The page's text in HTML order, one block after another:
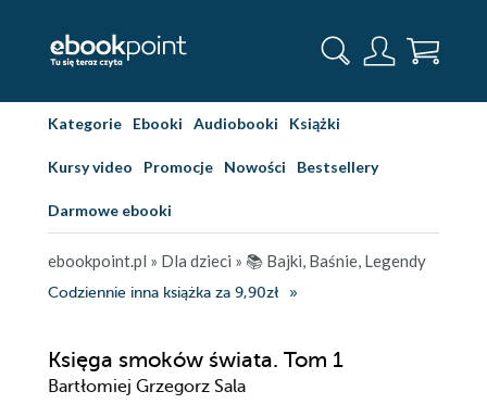
Kategorie Ebooki Audiobooki Książki
Kursy video Promocje Nowości Bestsellery
Darmowe ebooki
ebookpoint.pl » Dla dzieci » 📚 Bajki, Baśnie, Legendy
Codziennie inna książka za 9,90zł
Księga smoków świata. Tom 1
Bartłomiej Grzegorz Sala